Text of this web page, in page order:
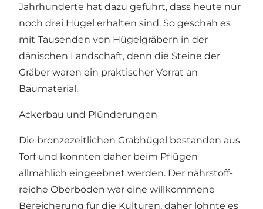
Jahrhunderte hat dazu geführt, dass heute nur
noch drei Hügel erhalten sind. So geschah es
mit Tausenden von Hügelgräbern in der
dänischen Landschaft, denn die Steine der
Gräber waren ein praktischer Vorrat an
Baumaterial.
Ackerbau und Plünderungen
Die bronzezeitlichen Grabhügel bestanden aus
Torf und konnten daher beim Pflügen
allmählich eingeebnet werden. Der nährstoff-
reiche Oberboden war eine willkommene
Bereicherung für die Kulturen, daher lohnte es